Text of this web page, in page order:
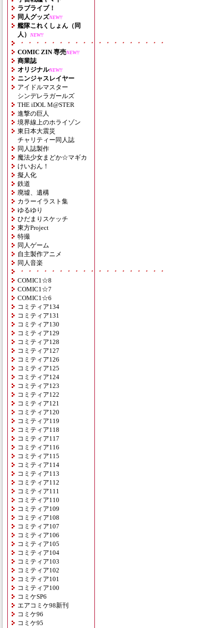
ラブライブ！
同人グッズNEW!!
艦隊これくしょん（同
人）
NEW!!
・・・・・・・・・・・・・・・・・・・
COMIC ZIN 専売NEW!!
商業誌
オリジナルNEW!!
ニンジャスレイヤー
アイドルマスター
シンデレラガールズ
THE iDOL M@STER
進撃の巨人
境界線上のホライゾン
東日本大震災
チャリティー同人誌
同人誌製作
魔法少女まどか☆マギカ
けいおん！
擬人化
鉄道
廃墟、遺構
カラーイラスト集
ゆるゆり
ひだまりスケッチ
東方Project
特撮
同人ゲーム
自主製作アニメ
同人音楽
・・・・・・・・・・・・・・・・・・・
COMIC1☆8
COMIC1☆7
COMIC1☆6
コミティア134
コミティア131
コミティア130
コミティア129
コミティア128
コミティア127
コミティア126
コミティア125
コミティア124
コミティア123
コミティア122
コミティア121
コミティア120
コミティア119
コミティア118
コミティア117
コミティア116
コミティア115
コミティア114
コミティア113
コミティア112
コミティア111
コミティア110
コミティア109
コミティア108
コミティア107
コミティア106
コミティア105
コミティア104
コミティア103
コミティア102
コミティア101
コミティア100
コミケSP6
エアコミケ98新刊
コミケ96
コミケ95